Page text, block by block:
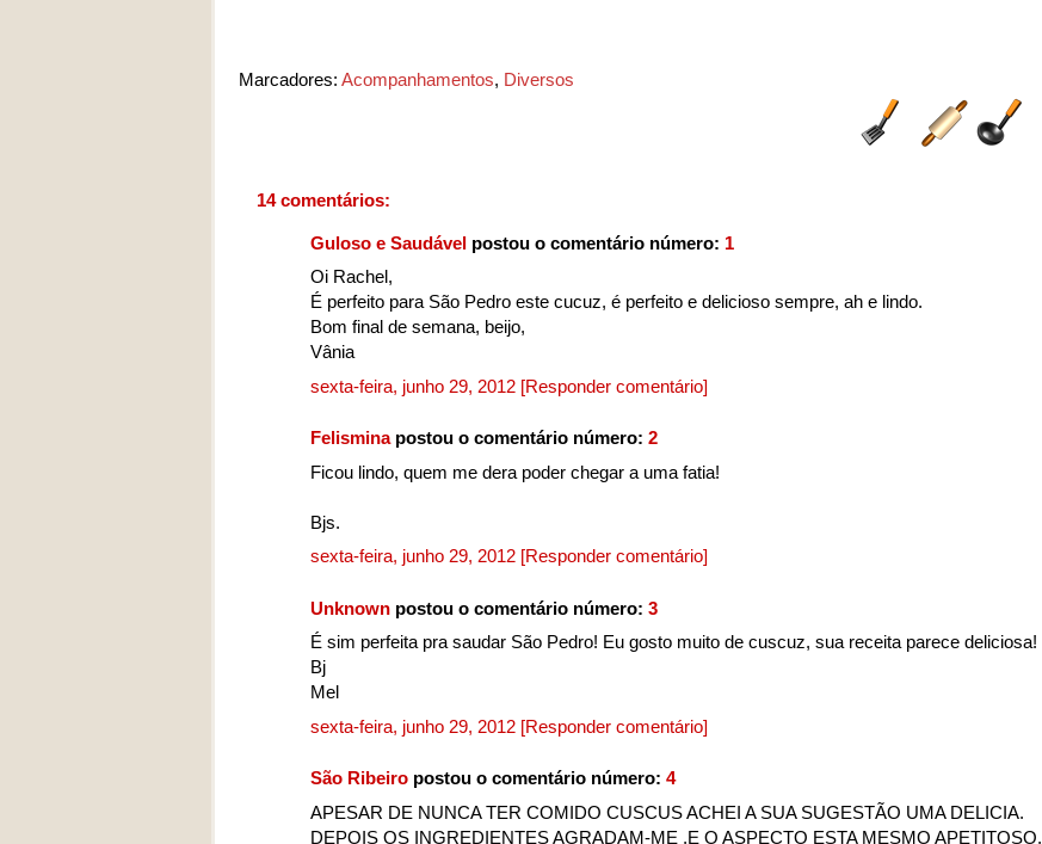
Marcadores: Acompanhamentos, Diversos
14 comentários:
Guloso e Saudável postou o comentário número: 1
Oi Rachel,
É perfeito para São Pedro este cucuz, é perfeito e delicioso sempre, ah e lindo.
Bom final de semana, beijo,
Vânia
sexta-feira, junho 29, 2012 [Responder comentário]
Felisminapostou o comentário número: 2
Ficou lindo, quem me dera poder chegar a uma fatia!
Bjs.
sexta-feira, junho 29, 2012 [Responder comentário]
Unknown postou o comentário número: 3
É sim perfeita pra saudar São Pedro! Eu gosto muito de cuscuz, sua receita parece deliciosa!
Bj
Mel
sexta-feira, junho 29, 2012 [Responder comentário]
São Ribeiro postou o comentário número: 4
APESAR DE NUNCA TER COMIDO CUSCUS ACHEI A SUA SUGESTÃO UMA DELICIA.
DEPOIS OS INGREDIENTES AGRADAM-ME ,E O ASPECTO ESTA MESMO APETITOSO.